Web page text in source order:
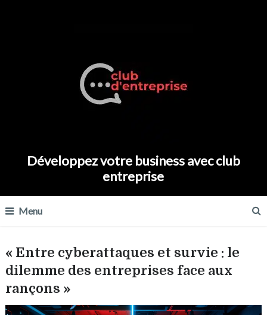
Développez votre business avec club
entreprise
Menu
« Entre cyberattaques et survie : le
dilemme des entreprises face aux
rançons »